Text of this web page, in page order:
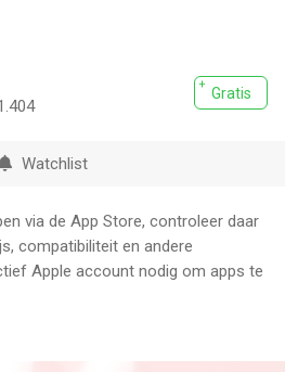
Gratis
Watchlist
via de App Store, controleer daar
compatibiliteit en andere
Apple account nodig om apps te